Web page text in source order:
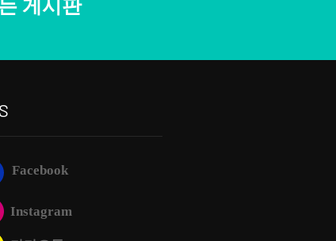
게시판
Facebook
Instagram